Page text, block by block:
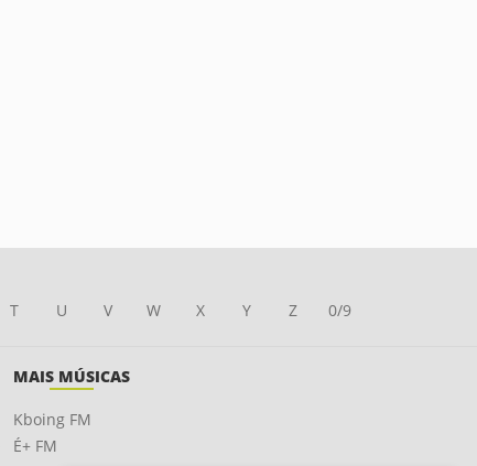
T U V W X Y Z 0/9
MAIS MÚSICAS
Kboing FM
É+ FM